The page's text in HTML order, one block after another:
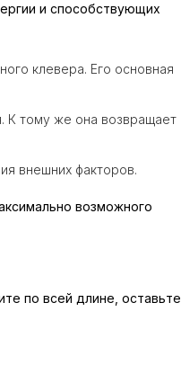
и способствующих
клевера. Его основная
К тому же она возвращает
внешних факторов.
возможного
по всей длине, оставьте